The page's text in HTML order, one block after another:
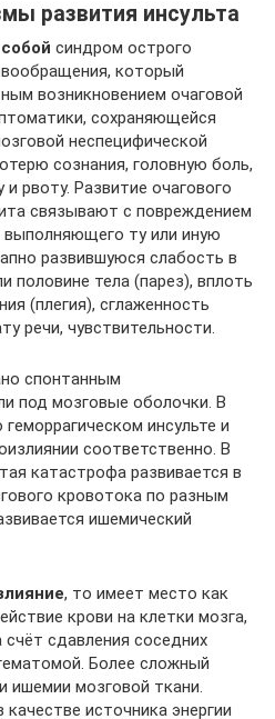
развития инсульта
синдром острого
который
возникновением очаговой
сохраняющейся
неспецифической
сознания, головную боль,
рвоту. Развитие очагового
связывают с повреждением
выполняющего ту или иную
развившуюся слабость в
половине тела (парез), вплоть
(плегия), сглаженность
речи, чувствительности.
спонтанным
под мозговые оболочки. В
инсульте и
соответственно. В
катастрофа развивается в
кровотока по разным
ишемический
, то имеет место как
крови на клетки мозга,
сдавления соседних
Более сложный
ишемии мозговой ткани.
источника энергии